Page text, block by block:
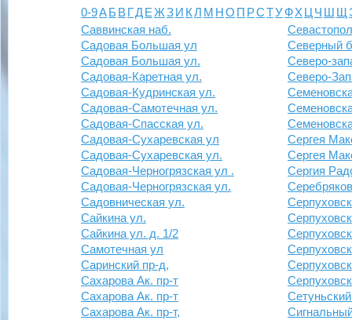
0-9АБ ВГДЕЖЗИ КЛ М НО П РСТУФХ Ц Ч Ш Щ
Саввинская наб.
Садовая Большая ул
Садовая Большая ул.
Садовая-Каретная ул.
Садовая-Кудринская ул.
Садовая-Самотечная ул.
Садовая-Спасская ул.
Садовая-Сухаревская ул
Садовая-Сухаревская ул.
Садовая-Черногрязская ул .
Садовая-Черногрязская ул.
Садовническая ул.
Сайкина ул.
Сайкина ул. д. 1/2
Самотечная ул
Саринский пр-д,
Сахарова Ак. пр-т
Сахарова Ак. пр-т
Сахарова Ак. пр-т,
Северный
Северо-
Северо-
Сергея
Сергея
Сергия